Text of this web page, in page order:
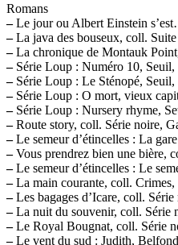
Romans
–Le jour ou Albert Einstein
–La java des bouseux, coll.
–La chronique de Montauk
–Série Loup : Numéro 10, Seuil,
–Série Loup : Le Sténopé, Seuil,
–Série Loup : O mort, vieux
–Série Loup : Nursery rhyme,
–Route story, coll. Série noire,
–Le semeur d’étincelles : La
–Vous prendrez bien une bière,
–Le semeur d’étincelles : Le
–La main courante, coll.
–Les bagages d’Icare, coll.
–La nuit du souvenir, coll. Série
–Le Royal Bougnat, coll. Série
–Le vent du sud : Judith,